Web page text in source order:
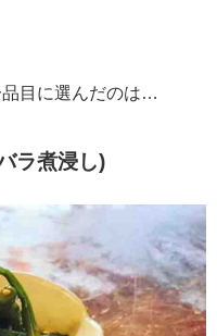
目に選んだのは…
ラ煮浸し)